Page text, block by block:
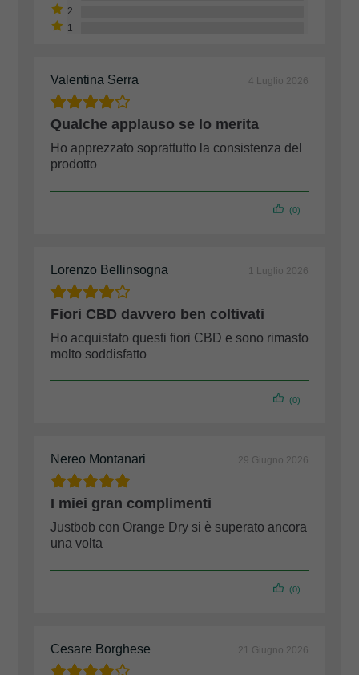
Valentina Serra 4 Luglio 2026
Qualche applauso se lo merita
Ho apprezzato soprattutto la consistenza del
prodotto
(0)
Lorenzo Bellinsogna 1 Luglio 2026
Fiori CBD davvero ben coltivati
Ho acquistato questi fiori CBD e sono rimasto
molto soddisfatto
(0)
Nereo Montanari 29 Giugno 2026
I miei gran complimenti
Justbob con Orange Dry si è superato ancora
una volta
(0)
Cesare Borghese 21 Giugno 2026